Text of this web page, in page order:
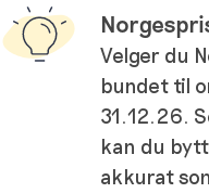
Velger du
bundet til
31.12.26.
kan du
akkurat